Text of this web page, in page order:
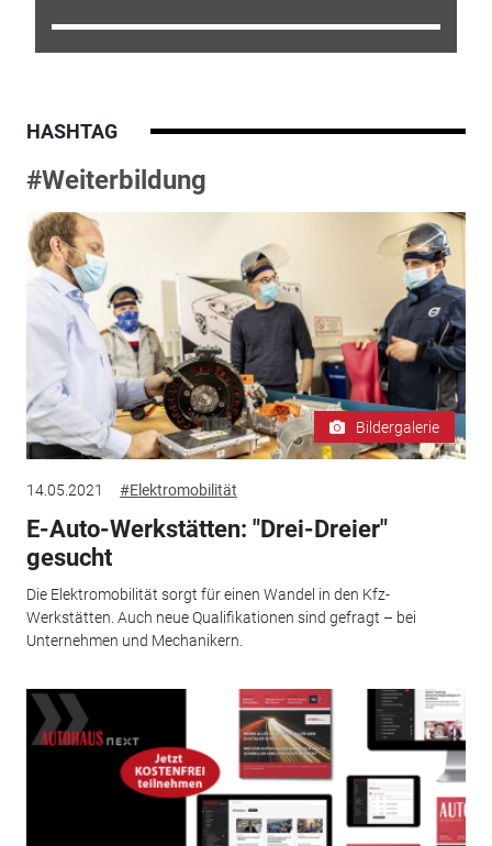
HASHTAG
#Weiterbildung
Bildergalerie
14.05.2021 #Elektromobilität
E-Auto-Werkstätten: "Drei-Dreier"
gesucht
Die Elektromobilität sorgt für einen Wandel in den Kfz-
Werkstätten. Auch neue Qualifikationen sind gefragt – bei
Unternehmen und Mechanikern.